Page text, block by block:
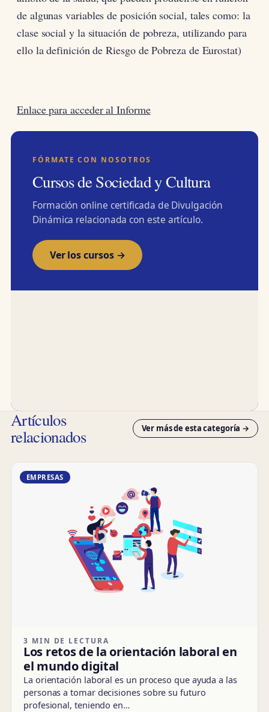
de algunas variables de posición social, tales como: la
clase social y la situación de pobreza, utilizando para
ello la definición de Riesgo de Pobreza de Eurostat)
Enlace para acceder al Informe
FÓRMATE CON NOSOTROS
Cursos de Sociedad y Cultura
Formación online certificada de Divulgación
Dinámica relacionada con este artículo.
Ver los cursos →
Artículos
relacionados Ver más de esta categoría →
EMPRESAS
3 MIN DE LECTURA
Los retos de la orientación laboral en
el mundo digital
La orientación laboral es un proceso que ayuda a las
personas a tomar decisiones sobre su futuro
profesional, teniendo en…